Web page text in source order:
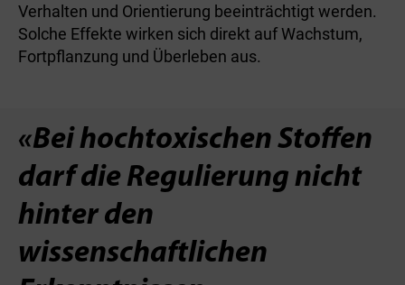
Verhalten und Orientierung beeinträchtigt werden.
Solche Effekte wirken sich direkt auf Wachstum,
Fortpflanzung und Überleben aus.
«Bei hochtoxischen Stoffen
darf die Regulierung nicht
hinter den
wissenschaftlichen